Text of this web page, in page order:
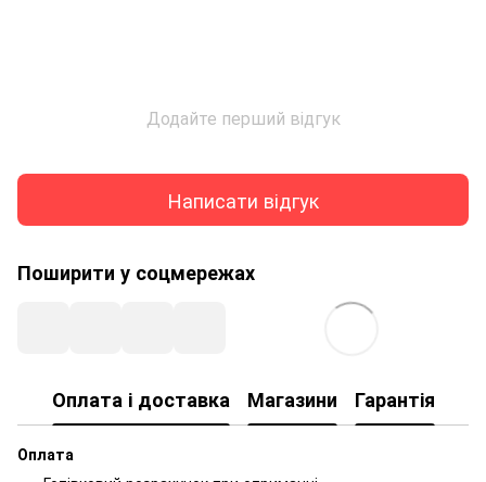
Додайте перший відгук
Написати відгук
Поширити у соцмережах
Оплата і доставка Магазини Гарантія
Оплата